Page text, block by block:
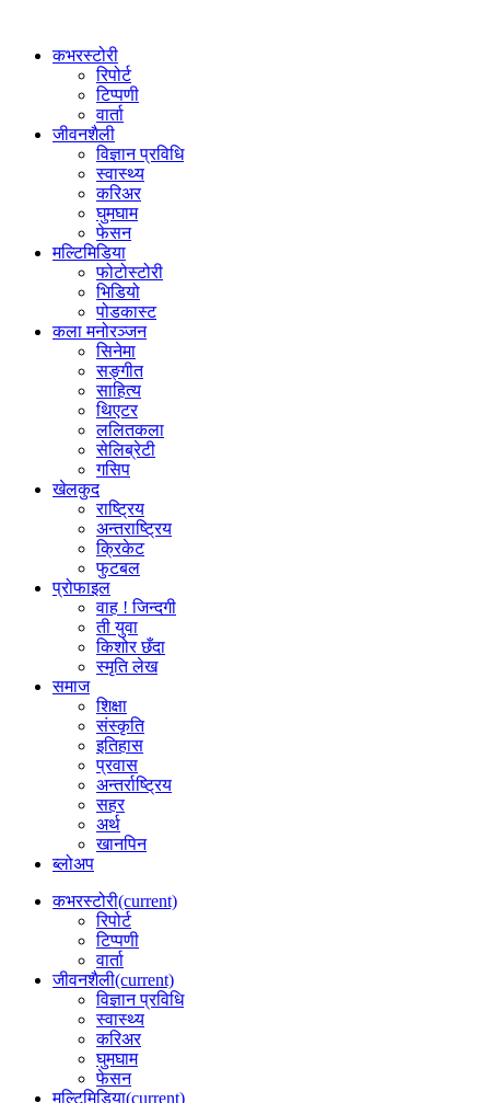
कभरस्टोरी
रिपोर्ट
टिप्पणी
वार्ता
जीवनशैली
विज्ञान प्रविधि
स्वास्थ्य
करिअर
घुमघाम
फेसन
मल्टिमिडिया
फोटोस्टोरी
भिडियो
पोडकास्ट
कला मनोरञ्जन
सिनेमा
सङ्गीत
साहित्य
थिएटर
ललितकला
सेलिब्रेटी
गसिप
खेलकुद
राष्ट्रिय
अन्तराष्ट्रिय
क्रिकेट
फुटबल
प्रोफाइल
वाह ! जिन्दगी
ती युवा
किशोर छँदा
स्मृति लेख
समाज
शिक्षा
संस्कृति
इतिहास
प्रवास
अन्तर्राष्ट्रिय
सहर
अर्थ
खानपिन
ब्लोअप
कभरस्टोरी(current)
रिपोर्ट
टिप्पणी
वार्ता
जीवनशैली(current)
विज्ञान प्रविधि
स्वास्थ्य
करिअर
घुमघाम
फेसन
मल्टिमिडिया(current)